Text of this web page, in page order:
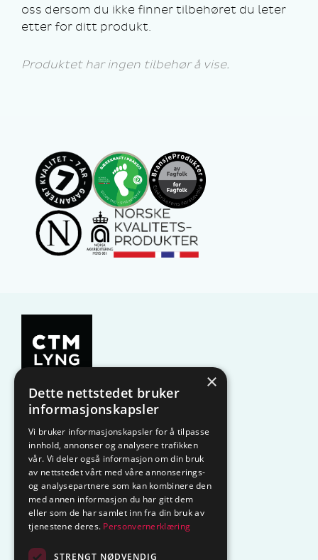
oss dersom du ikke finner tilbehøret du leter
etter for ditt produkt.
Produktet har ingen tilbehør å vise.
KAMPANJE Komfyrvakt
Belysning Lysstyring
Varmestyring Vannstopp
Frostsikring Smarthus – OP
Centrol
×
Dette nettstedet bruker
informasjonskapsler
Vi bruker informasjonskapsler for å tilpasse
innhold, annonser og analysere trafikken
vår. Vi deler også informasjon om din bruk
av nettstedet vårt med våre annonserings-
og analysepartnere som kan kombinere den
med annen informasjon du har gitt dem
eller som de har samlet inn fra din bruk av
tjenestene deres. Personvernerklæring
STRENGT NØDVENDIG